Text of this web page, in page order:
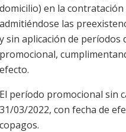
domicilio) en la
admitiéndose las
y sin aplicación de períodos
promocional,
efecto.
El período promocional sin
31/03/2022, con fecha de
copagos.